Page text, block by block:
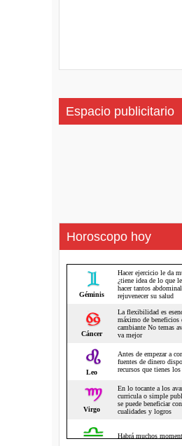
Espacio publicitario
Horoscopo hoy